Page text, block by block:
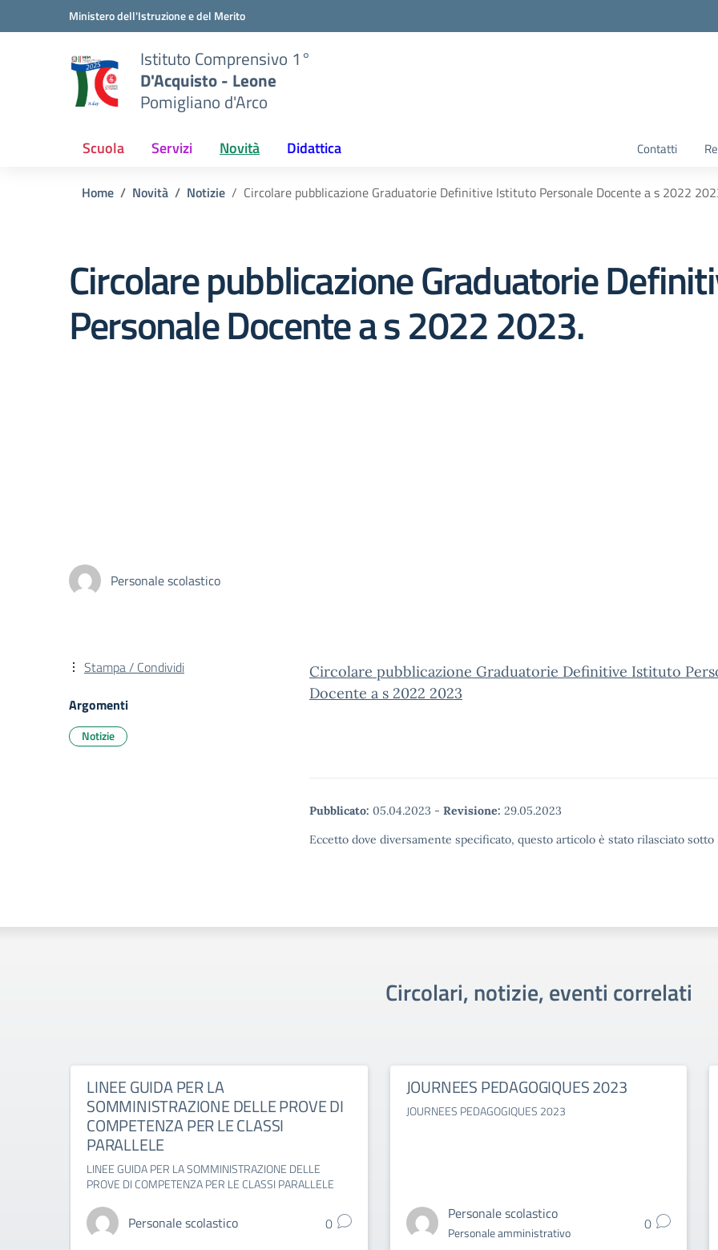
Vai ai contenuti
Vai al menu di navigazioneMinistero dell'Istruzione e del Merito
Istituto Comprensivo 1°
D'Acquisto - Leone
Pomigliano d'Arco
Scuola Servizi Novità Didattica Contatti
Home Novità Notizie Circolare pubblicazione Graduatorie Definitive Istituto Personale Docente a s 2022
Circolare pubblicazione Graduatorie
Personale Docente a s 2022 2023.
Personale scolastico
Circolare pubblicazione Graduatorie Definitive Istituto
Docente a s 2022 2023
Pubblicato: 05.04.2023 - Revisione: 29.05.2023
Eccetto dove diversamente specificato, questo articolo è stato rilasciato
Stampa / Condividi
Argomenti
Notizie
Circolari, notizie, eventi correlati
LINEE GUIDA PER LA
SOMMINISTRAZIONE DELLE PROVE DI
COMPETENZA PER LE CLASSI
PARALLELE
LINEE GUIDA PER LA SOMMINISTRAZIONE DELLE
PROVE DI COMPETENZA PER LE CLASSI PARALLELE
Personale scolastico 0
JOURNEES PEDAGOGIQUES 2023
JOURNEES PEDAGOGIQUES 2023
Personale scolastico
Personale amministrativo 0